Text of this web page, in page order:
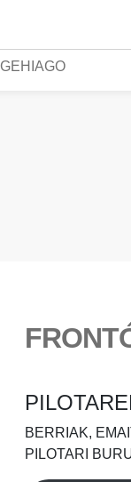
GEHIAGO
BERRIAK,
PILOTARI